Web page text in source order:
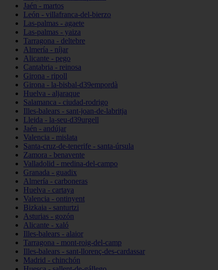
Jaén - martos
León - villafranca-del-bierzo
Las-palmas - agaete
Las-palmas - yaiza
Tarragona - deltebre
Almería - níjar
Alicante - pego
Cantabria - reinosa
Girona - ripoll
Girona - la-bisbal-d39empordà
Huelva - aljaraque
Salamanca - ciudad-rodrigo
Illes-balears - sant-joan-de-labritja
Lleida - la-seu-d39urgell
Jaén - andújar
Valencia - mislata
Santa-cruz-de-tenerife - santa-úrsula
Zamora - benavente
Valladolid - medina-del-campo
Granada - guadix
Almería - carboneras
Huelva - cartaya
Valencia - ontinyent
Bizkaia - santurtzi
Asturias - gozón
Alicante - xaló
Illes-balears - alaior
Tarragona - mont-roig-del-camp
Illes-balears - sant-llorenç-des-cardassar
Madrid - chinchón